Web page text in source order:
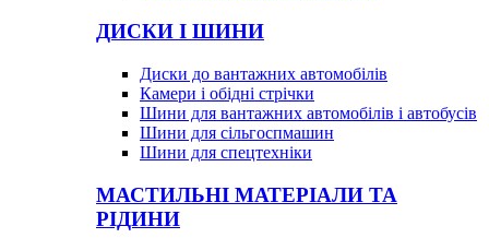
ДИСКИ І ШИНИ
Диски до вантажних автомобілів
Камери і обідні стрічки
Шини для вантажних автомобілів і автобусів
Шини для сільгоспмашин
Шини для спецтехніки
МАСТИЛЬНІ МАТЕРІАЛИ ТА
РІДИНИ